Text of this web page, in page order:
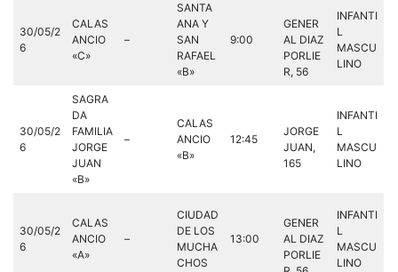
30/05/2
6
CALAS
ANCIO
«C»
–
SANTA
ANA Y
SAN
RAFAEL
«B»
9:00
GENER
AL DIAZ
PORLIE
R, 56
INFANTI
L
MASCU
LINO
30/05/2
6
SAGRA
DA
FAMILIA
JORGE
JUAN
«B»
–
CALAS
ANCIO
«B»
12:45
JORGE
JUAN,
165
INFANTI
L
MASCU
LINO
30/05/2
6
CALAS
ANCIO
«A»
–
CIUDAD
DE LOS
MUCHA
CHOS
13:00
GENER
AL DIAZ
PORLIE
INFANTI
L
MASCU
LINO